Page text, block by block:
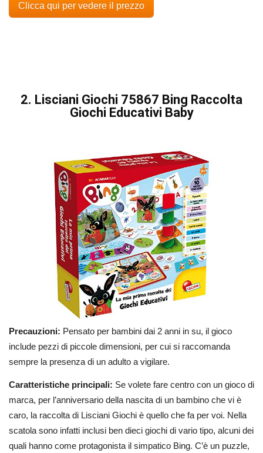
Clicca qui per vedere il prezzo
2. Lisciani Giochi 75867 Bing Raccolta
Giochi Educativi Baby
Precauzioni: Pensato per bambini dai 2 anni in su, il gioco
include pezzi di piccole dimensioni, per cui si raccomanda
sempre la presenza di un adulto a vigilare.
Caratteristiche principali: Se volete fare centro con un gioco di
marca, per l’anniversario della nascita di un bambino che vi è
caro, la raccolta di Lisciani Giochi è quello che fa per voi. Nella
scatola sono infatti inclusi ben dieci giochi di vario tipo, alcuni dei
quali hanno come protagonista il simpatico Bing. C’è un puzzle,